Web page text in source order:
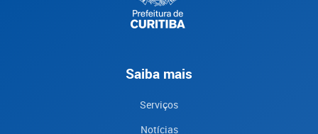
Saiba mais
Serviços
Notícias